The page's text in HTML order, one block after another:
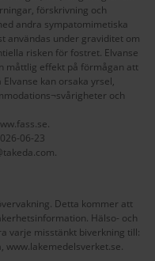
förskrivning och
andra sympatomimetiska
användas under graviditet om
risken för fostret. Elvanse
måttlig effekt på förmågan att
kan orsaka yrsel,
och
.
06-23
.
Detta kommer att
Hälso- och
varje misstänkt biverkning till:
www.lakemedelsverket.se.